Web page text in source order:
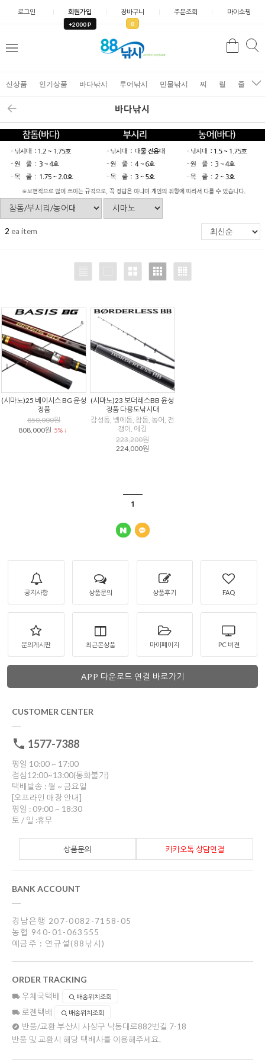
로그인 회원가입
+2000 P
장바구니
0
주문조회 마이쇼핑
검
신상품 인기상품 바다낚시 루어낚시 민물낚시 찌 릴 줄
바다낚시
2 ea item
(시마노)25 베이시스 BG 윤성
정품
850,000원
808,000원 5% ↓
(시마노)23 보더레스BB 윤성
정품 다용도낚시대
감성돔, 벵에돔, 참돔, 농어, 전
갱이, 에깅
223,200원
224,000원
1
공지사항 상품문의 상품후기 FAQ
문의게시판 최근본상품 마이페이지 PC 버젼
APP 다운로드 연결 바로가기
CUSTOMER CENTER
1577-7388
평일 10:00 ~ 17:00
점심12:00~13:00(통화불가)
택배발송 : 월 ~ 금요일
[오프라인 매장 안내]
평일 : 09:00 ~ 18:30
토 / 일 :휴무
카카오톡 상담연결
상품문의
BANK ACCOUNT
경남은행 207-0082-7158-05
농협 940-01-063555
예금주 : 연규설(88낚시)
ORDER TRACKING
우체국택배 배송위치조회
로젠택배 배송위치조회
반품/교환 부산시 사상구 낙동대로882번길 7-18
반품 및 교환시 해당 택배사를 이용해주세요.